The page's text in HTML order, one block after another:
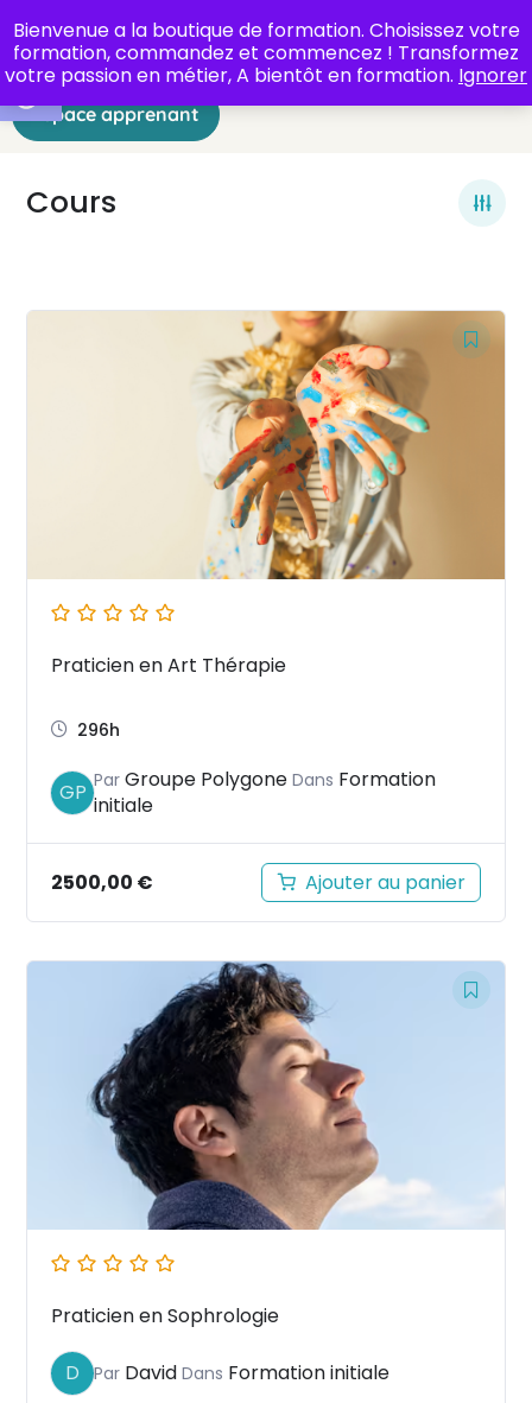
Ouvrir la barre d’outils
Bienvenue a la boutique de formation. Choisissez votre
formation, commandez et commencez ! Transformez
votre passion en métier, A bientôt en formation. Ignorer
Espace apprenant
Cours
Praticien en Art Thérapie
296h
GP ParGroupe Polygone Dans Formation
initiale
2500,00 € Ajouter au panier
Praticien en Sophrologie
D Par David Dans Formation initiale